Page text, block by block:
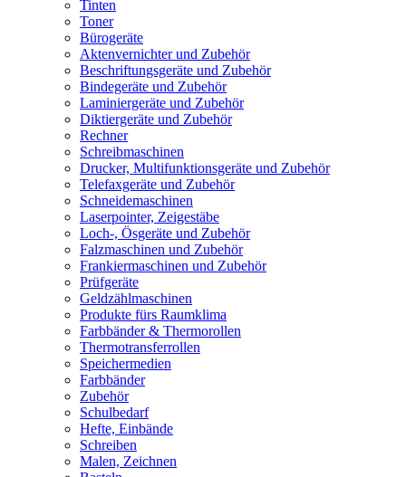
Tinten
Toner
Bürogeräte
Aktenvernichter und Zubehör
Beschriftungsgeräte und Zubehör
Bindegeräte und Zubehör
Laminiergeräte und Zubehör
Diktiergeräte und Zubehör
Rechner
Schreibmaschinen
Drucker, Multifunktionsgeräte und Zubehör
Telefaxgeräte und Zubehör
Schneidemaschinen
Laserpointer, Zeigestäbe
Loch-, Ösgeräte und Zubehör
Falzmaschinen und Zubehör
Frankiermaschinen und Zubehör
Prüfgeräte
Geldzählmaschinen
Produkte fürs Raumklima
Farbbänder & Thermorollen
Thermotransferrollen
Speichermedien
Farbbänder
Zubehör
Schulbedarf
Hefte, Einbände
Schreiben
Malen, Zeichnen